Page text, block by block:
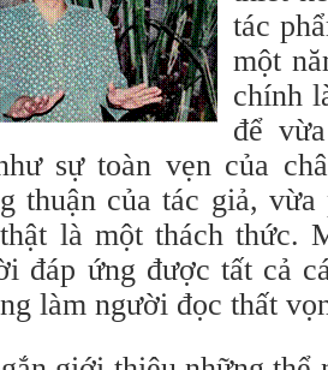
tác
một
chính
để
sự toàn vẹn của
thuận của tác giả,
là một thách thức.
đáp ứng được tất cả
làm người đọc thất